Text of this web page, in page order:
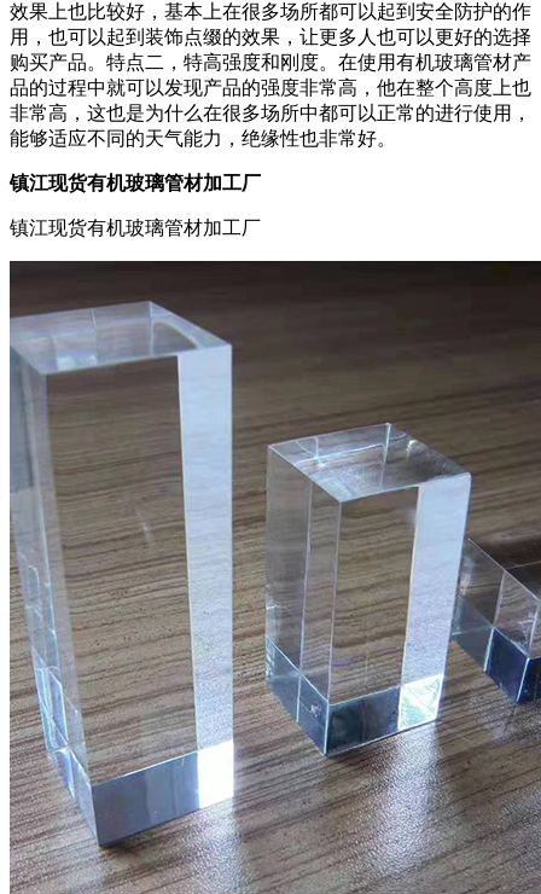
效果上也比较好，基本上在很多场所都可以起到安全防护的作
用，也可以起到装饰点缀的效果，让更多人也可以更好的选择
购买产品。特点二，特高强度和刚度。在使用有机玻璃管材产
品的过程中就可以发现产品的强度非常高，他在整个高度上也
非常高，这也是为什么在很多场所中都可以正常的进行使用，
能够适应不同的天气能力，绝缘性也非常好。
镇江现货有机玻璃管材加工厂
镇江现货有机玻璃管材加工厂